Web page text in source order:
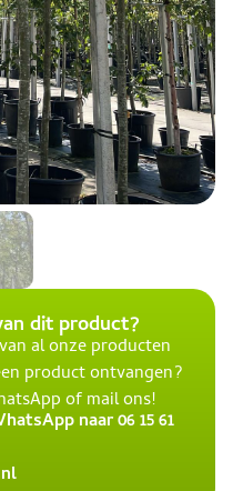
dit product?
al onze producten
product ontvangen?
of mail ons!
naar 06 15 61